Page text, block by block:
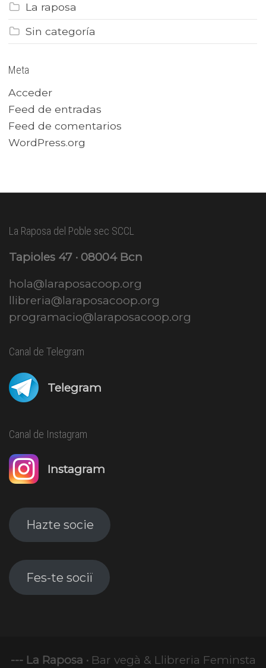
La raposa
Sin categoría
Meta
Acceder
Feed de entradas
Feed de comentarios
WordPress.org
La Raposa del Poble sec SCCL
Tapioles 47 · 08004 Bcn
hola@laraposacoop.org
llibreria@laraposacoop.org
programacio@laraposacoop.org
Canal de Telegram
Telegram
Canal de Instagram
Instagram
Hazte socie
Fes-te sociï
--- La Raposa · Bar vegà & Llibreria Feminsta